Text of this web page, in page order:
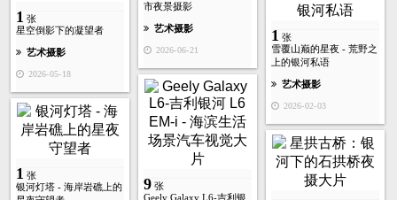
市夜景摄影
艺术摄影
2026-06-21
1 张
星空倒影下的凝望者
艺术摄影
2026-05-18
1 张
雪覆山巅的星夜 - 荒野之
上的银河私语
艺术摄影
2026-02-03
9 张
Geely Galaxy L6-吉利银
1 张
银河灯塔 - 海岸岩礁上的